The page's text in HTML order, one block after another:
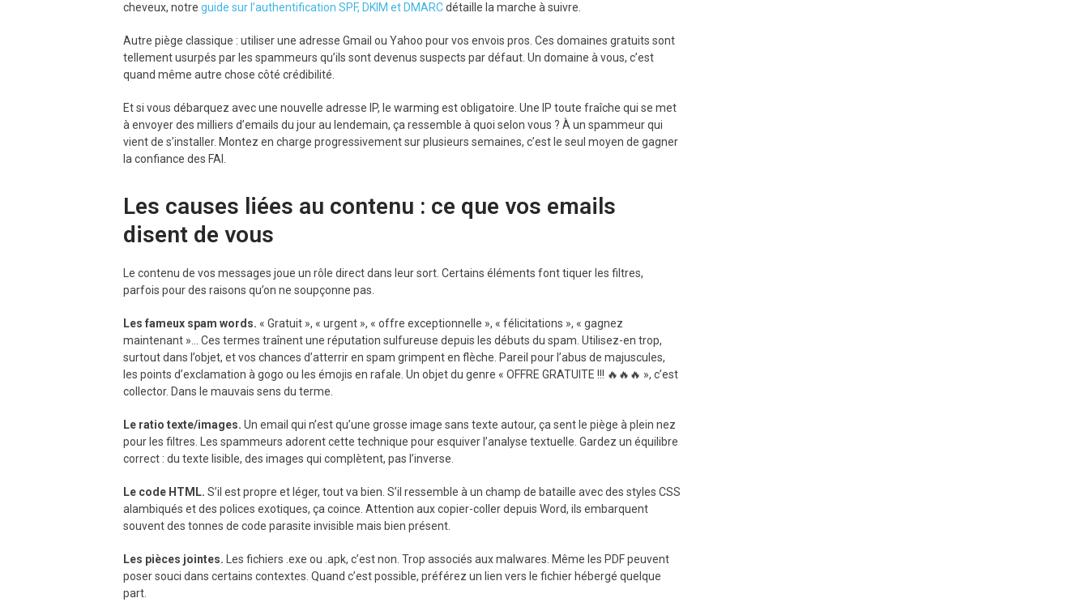
cheveux, notre guide sur l’authentification SPF, DKIM et DMARCdétaille la marche à suivre.
Autre piège classique : utiliser une adresse Gmail ou Yahoo pour vos envois pros. Ces domaines gratuits sont
tellement usurpés par les spammeurs qu’ils sont devenus suspects par défaut. Un domaine à vous, c’est
quand même autre chose côté crédibilité.
Et si vous débarquez avec une nouvelle adresse IP, le warming est obligatoire. Une IP toute fraîche qui se met
à envoyer des milliers d’emails du jour au lendemain, ça ressemble à quoi selon vous ? À un spammeur qui
vient de s’installer. Montez en charge progressivement sur plusieurs semaines, c’est le seul moyen de gagner
la confiance des FAI.
Les causes liées au contenu : ce que vos emails
disent de vous
Le contenu de vos messages joue un rôle direct dans leur sort. Certains éléments font tiquer les filtres,
parfois pour des raisons qu’on ne soupçonne pas.
Les fameux spam words. « Gratuit », « urgent », « offre exceptionnelle », « félicitations », « gagnez
maintenant »… Ces termes traînent une réputation sulfureuse depuis les débuts du spam. Utilisez-en trop,
surtout dans l’objet, et vos chances d’atterrir en spam grimpent en flèche. Pareil pour l’abus de majuscules,
les points d’exclamation à gogo ou les émojis en rafale. Un objet du genre « OFFRE GRATUITE !!! 🔥🔥🔥 », c’est
collector. Dans le mauvais sens du terme.
Le ratio texte/images. Un email qui n’est qu’une grosse image sans texte autour, ça sent le piège à plein nez
pour les filtres. Les spammeurs adorent cette technique pour esquiver l’analyse textuelle. Gardez un équilibre
correct : du texte lisible, des images qui complètent, pas l’inverse.
Le code HTML. S’il est propre et léger, tout va bien. S’il ressemble à un champ de bataille avec des styles CSS
alambiqués et des polices exotiques, ça coince. Attention aux copier-coller depuis Word, ils embarquent
souvent des tonnes de code parasite invisible mais bien présent.
Les pièces jointes. Les fichiers .exe ou .apk, c’est non. Trop associés aux malwares. Même les PDF peuvent
poser souci dans certains contextes. Quand c’est possible, préférez un lien vers le fichier hébergé quelque
part.